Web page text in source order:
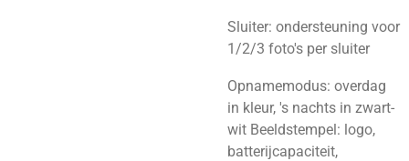
Sluiter: ondersteuning voor
1/2/3 foto's per sluiter
Opnamemodus: overdag
in kleur, 's nachts in zwart-
wit Beeldstempel: logo,
batterijcapaciteit,